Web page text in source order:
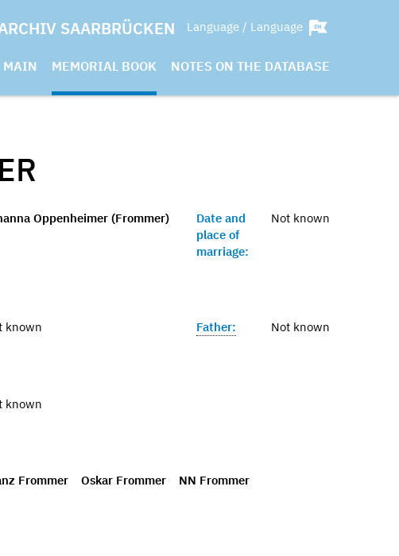
SAARBRÜCKEN Language / Language
MAIN MEMORIAL BOOK NOTES ON THE DATABASE
Oppenheimer (Frommer)
Date and
place of
marriage:
Not known
known Father: Not known
known
Frommer Oskar Frommer NN Frommer